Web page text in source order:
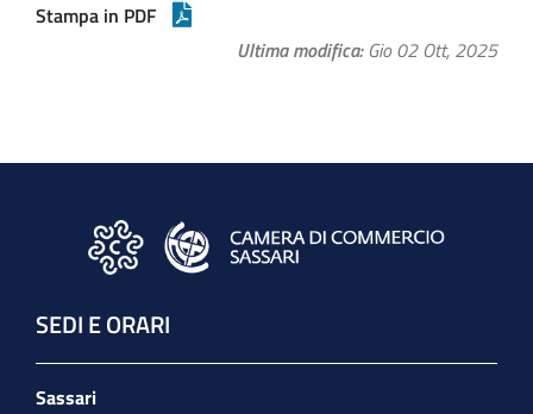
Stampa in PDF
Ultima modifica Gio 02 Ott, 2025
SEDI E ORARI
Sassari